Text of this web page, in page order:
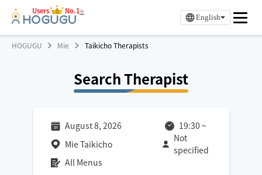
Users No.1※
English
HOGUGU Mie Taikicho Therapists
Search Therapist
August 8, 2026 19:30 ~
Mie Taikicho
Not
specified
All Menus